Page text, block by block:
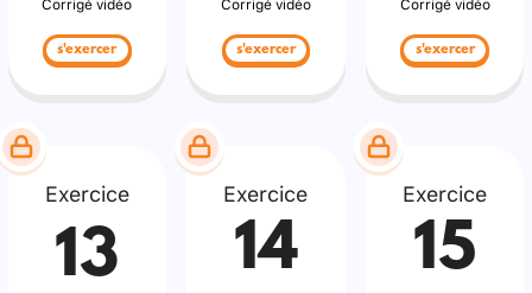
s'exercer s'exercer s'exercer
Exercice
13
Exercice
14
Exercice
15